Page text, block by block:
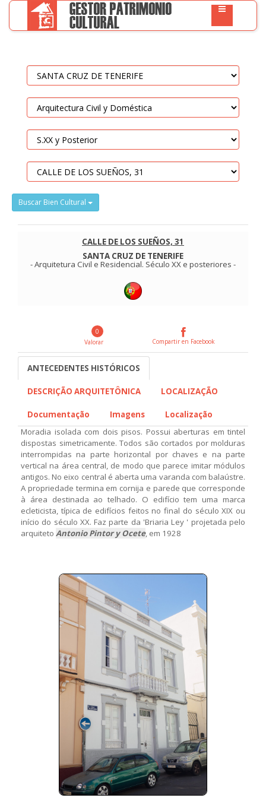
Buscar Bien Cultural
CALLE DE LOS SUEÑOS, 31
SANTA CRUZ DE TENERIFE
-Arquitetura Civil e Residencial. Século XX e posteriores -
0
Valorar
Compartir en Facebook
ANTECEDENTES HISTÓRICOS
DESCRIÇÃO ARQUITETÔNICA LOCALIZAÇÃO
Documentação Imagens
Localização
Moradia isolada com dois pisos. Possui aberturas em tintel
dispostas simetricamente. Todos são cortados por molduras
interrompidas na parte horizontal por chaves e na parte
vertical na área central, de modo que parece imitar módulos
antigos. No eixo central é aberta uma varanda com balaústre.
A propriedade termina em cornija e parede que corresponde
à área destinada ao telhado. O edifício tem uma marca
ecleticista, típica de edifícios feitos no final do século XIX ou
início do século XX. Faz parte da 'Briaria Ley ' projetada pelo
arquiteto Antonio Pintor y Ocete, em 1928